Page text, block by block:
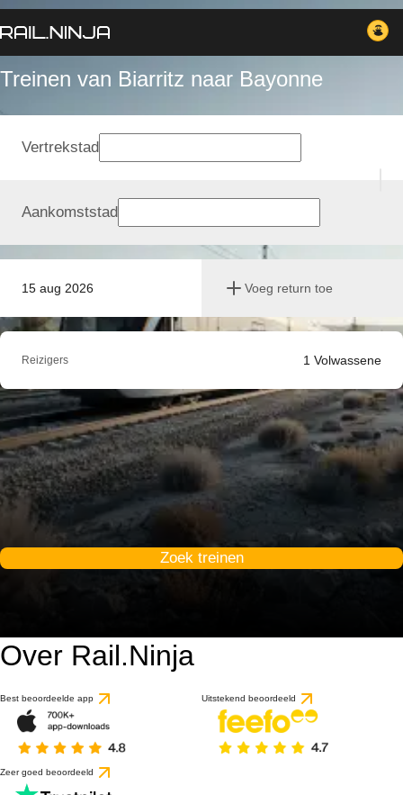
Treinen van Biarritz naar Bayonne
15 aug 2026 Voeg return toe
Vertrekstad
Aankomststad
Reizigers 1 Volwassene
Zoek treinen
Over Rail.Ninja
Best beoordeelde app Uitstekend beoordeeld
Zeer goed beoordeeld